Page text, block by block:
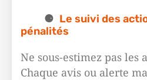
Le suivi des
pénalités
Ne sous-estimez pas les
Chaque avis ou alerte